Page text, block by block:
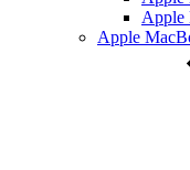
Apple
Apple